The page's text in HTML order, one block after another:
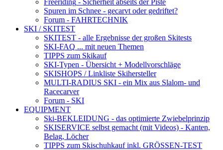
Freeriding - Sicherheit abseits der Piste
Spuren im Schnee - gecarvt oder gedriftet?
Forum - FAHRTECHNIK
SKI / SKITEST
SKITEST - alle Ergebnisse der großen Skitests
SKI-FAQ ... mit neuen Themen
TIPPS zum Skikauf
SKI-Typen - Übersicht + Modellvorschläge
SKISHOPS / Linkliste Skihersteller
MULTI-RADIUS SKI - ein Mix aus Slalom- und
Racecarver
Forum - SKI
EQUIPMENT
Ski-BEKLEIDUNG - das optimierte Zwiebelprinzip
SKISERVICE selbst gemacht (mit Videos) - Kanten,
Belag, Löcher
TIPPS zum Skischuhkaufinkl. GRÖSSEN-TEST